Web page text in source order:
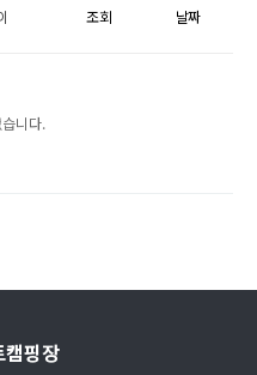
조회 날짜
니다.
캠핑장